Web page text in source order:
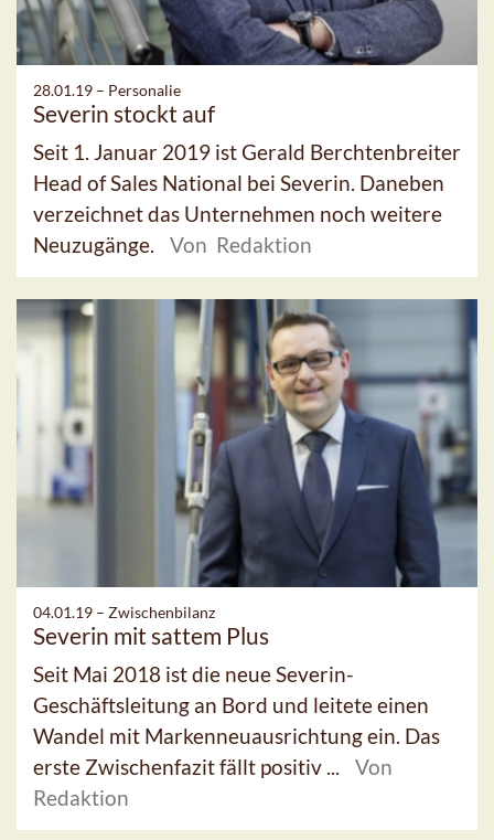
28.01.19 – Personalie
Severin stockt auf
Seit 1. Januar 2019 ist Gerald Berchtenbreiter
Head of Sales National bei Severin. Daneben
verzeichnet das Unternehmen noch weitere
Neuzugänge.
Von Redaktion
04.01.19 – Zwischenbilanz
Severin mit sattem Plus
Seit Mai 2018 ist die neue Severin-
Geschäftsleitung an Bord und leitete einen
Wandel mit Markenneuausrichtung ein. Das
erste Zwischenfazit fällt positiv ...
Von
Redaktion